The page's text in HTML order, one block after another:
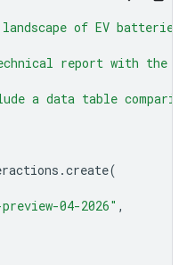
of EV batteries.
report with the
a data table
.create(
04-2026" ,